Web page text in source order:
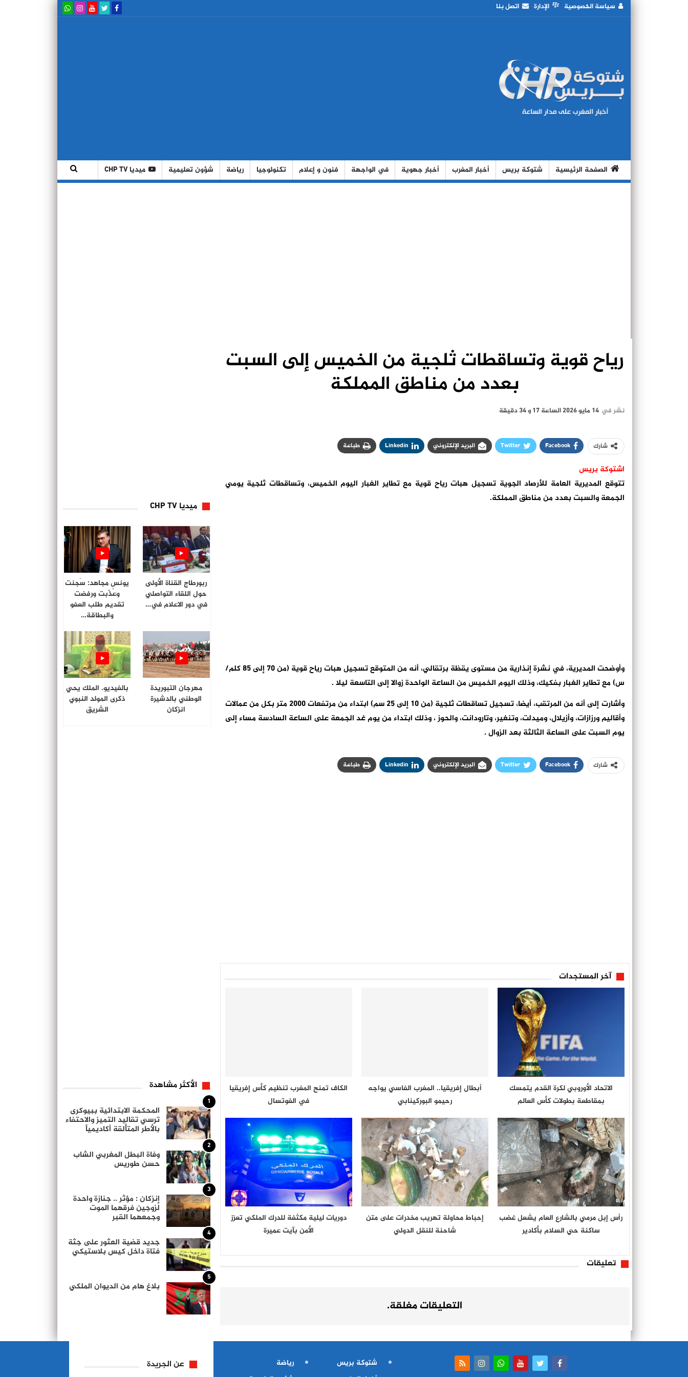
سياسة الخصوصية الإدارة اتصل بنا
الصفحة الرئيسية شتوكة بريس أخبار المغرب أخبار جهوية في الواجهة فنون و إعلام تكنولوجيا رياضة شؤون تعليمية ميديا CHP TV
رياح قوية وتساقطات ثلجية من الخميس إلى السبت
بعدد من مناطق المملكة
نشر في 14 مايو 2026 الساعة 17 و 34 دقيقة
شارك Facebook
Twitter البريد الإلكتروني Linkedin طباعة
اشتوكة بريس
تتوقع المديرية العامة للأرصاد الجوية تسجيل هبات رياح قوية مع تطاير الغبار اليوم الخميس، وتساقطات ثلجية يومي
الجمعة والسبت بعدد من مناطق المملكة.
وأوضحت المديرية، في نشرة إنذارية من مستوى يقظة برتقالي، أنه من المتوقع تسجيل هبات رياح قوية (من 70 إلى 85 كلم/
س) مع تطاير الغبار بفكيك، وذلك اليوم الخميس من الساعة الواحدة زوالا إلى التاسعة ليلا .
وأشارت إلى أنه من المرتقب، أيضا، تسجيل تساقطات ثلجية (من 10 إلى 25 سم) ابتداء من مرتفعات 2000 متر بكل من عمالات
وأقاليم ورزازات، وأزيلال، وميدلت، وتنغير، وتارودانت، والحوز ، وذلك ابتداء من يوم غد الجمعة على الساعة السادسة مساء إلى
يوم السبت على الساعة الثالثة بعد الزوال .
شارك Facebook
Twitter البريد الإلكتروني Linkedin طباعة
آخر المستجدات
الاتحاد الأوروبي لكرة القدم يتمسك
بمقاطعة بطولات كأس العالم
أبطال إفريقيا.. المغرب الفاسي يواجه
رحيمو البوركينابي
الكاف تمنح المغرب تنظيم كأس إفريقيا
في الفوتسال
رأس إبل مرمي بالشارع العام يشعل غضب
ساكنة حي السلام بأكادير
إحباط محاولة تهريب مخدرات على متن
شاحنة للنقل الدولي
دوريات ليلية مكثفة للدرك الملكي تعزز
الأمن بآيت عميرة
تعليقات
التعليقات مغلقة.
ميديا CHP TV
ربورطاج القناة الأولى
حول اللقاء التواصلي
في دور الاعلام في…
يونس مجاهد: سُجنت
وعُذّبت ورفضت
تقديم طلب العفو
والبطاقة…
مهرجان التبوريدة
الوطني بالدشيرة
انزكان
بالفيديو. الملك يحي
ذكرى المولد النبوي
الشريق
الأكثر مشاهدة
1
المحكمة الابتدائية ببيوكرى
ترسي تقاليد التميز والاحتفاء
بالأطر المتألقة أكاديمياً
2
وفاة البطل المغربي الشاب
حسن طوريس
3
إنزكان : مؤثر .. جنازة واحدة
لزوجين فرقهما الموت
وجمعهما القبر
4
جديد قضية العثور على جثة
فتاة داخل كيس بلاستيكي
5
بلاغ هام من الديوان الملكي
شتوكة بريس
رياضة
عن الجريدة